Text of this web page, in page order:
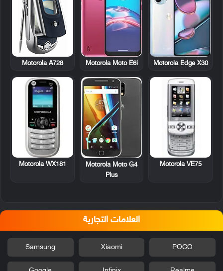
Motorola Edge X30
Motorola Moto E6i
Motorola A728
Motorola VE75
Motorola Moto G4
Plus
Motorola WX181
العلامات التجارية
POCO
Xiaomi
Samsung